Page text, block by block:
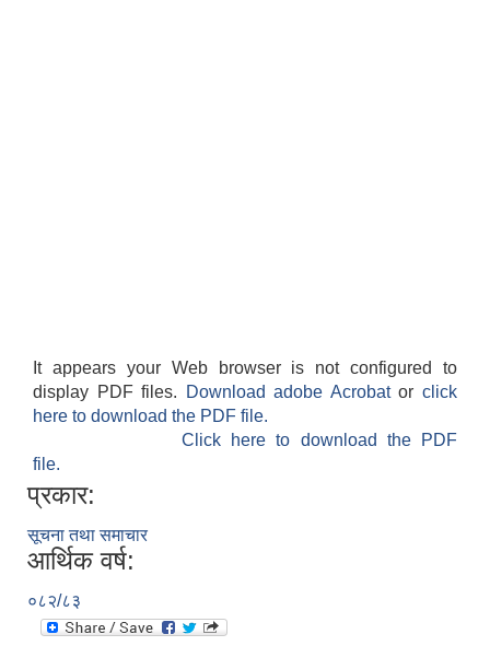
It appears your Web browser is not configured to
display PDF files.
Download adobe Acrobatorclick
here to download the PDF file.
Click here to download the PDF
file.
प्रकार:
सूचना तथा समाचार
आर्थिक वर्ष:
०८२/८३